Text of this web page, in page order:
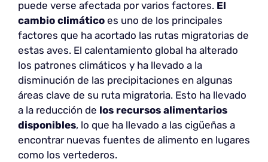
puede verse afectada por varios factores. El
cambio climático es uno de los principales
factores que ha acortado las rutas migratorias de
estas aves. El calentamiento global ha alterado
los patrones climáticos y ha llevado a la
disminución de las precipitaciones en algunas
áreas clave de su ruta migratoria. Esto ha llevado
a la reducción de los recursos alimentarios
disponibles, lo que ha llevado a las cigüeñas a
encontrar nuevas fuentes de alimento en lugares
como los vertederos.